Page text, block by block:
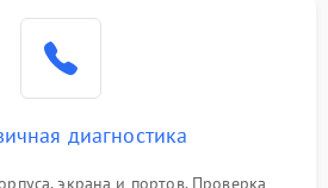
диагностика
экрана и портов. Проверка